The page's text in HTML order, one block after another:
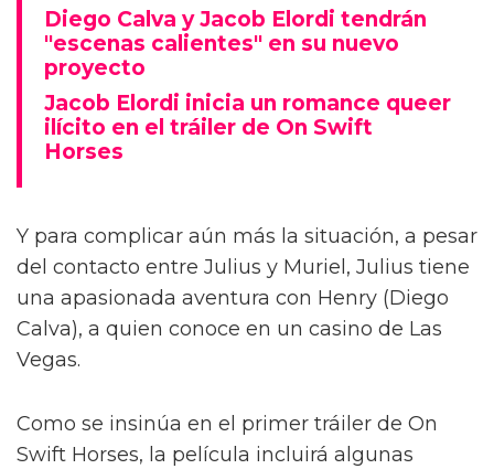
Diego Calva y Jacob Elordi tendrán
"escenas calientes" en su nuevo
proyecto
Jacob Elordi inicia un romance queer
ilícito en el tráiler de On Swift
Horses
Y para complicar aún más la situación, a pesar
del contacto entre Julius y Muriel, Julius tiene
una apasionada aventura con Henry (Diego
Calva), a quien conoce en un casino de Las
Vegas.
Como se insinúa en el primer tráiler de On
Swift Horses, la película incluirá algunas